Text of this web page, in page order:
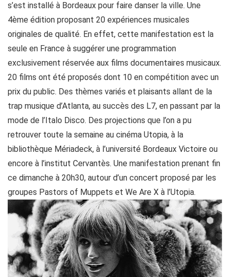
s’est installé à Bordeaux pour faire danser la ville. Une
4ème édition proposant 20 expériences musicales
originales de qualité. En effet, cette manifestation est la
seule en France à suggérer une programmation
exclusivement réservée aux films documentaires musicaux.
20 films ont été proposés dont 10 en compétition avec un
prix du public. Des thèmes variés et plaisants allant de la
trap musique d’Atlanta, au succès des L7, en passant par la
mode de l’Italo Disco. Des projections que l’on a pu
retrouver toute la semaine au cinéma Utopia, à la
bibliothèque Mériadeck, à l’université Bordeaux Victoire ou
encore à l’institut Cervantès. Une manifestation prenant fin
ce dimanche à 20h30, autour d’un concert proposé par les
groupes Pastors of Muppets et We Are X à l’Utopia.